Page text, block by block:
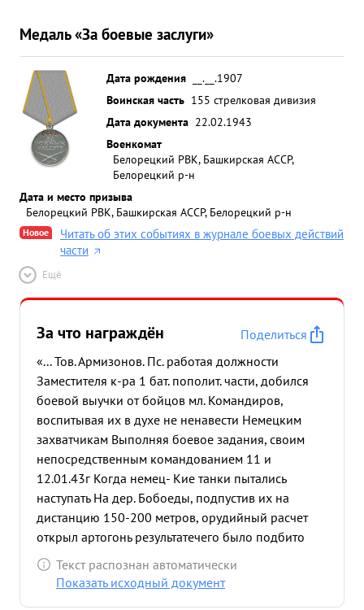
Медаль «За боевые заслуги»
Дата рождения
__.__.1907
Воинская часть 155 стрелковая дивизия
Дата документа 22.02.1943
Военкомат
Белорецкий РВК, Башкирская АССР,
Белорецкий р-н
Дата и место призыва
Белорецкий РВК, Башкирская АССР, Белорецкий р-н
Новое
Читать об этих событиях в журнале боевых действий
части
Ещё
За что награждён
Поделиться
«... Тов. Армизонов. Пс. работая должности
Заместителя к-ра 1 бат. пополит. части, добился
боевой выучки от бойцов мл. Командиров,
воспитывая их в духе не ненавести Немецким
захватчикам Выполняя боевое задания, своим
непосредственным командованием 11 и
12.01.43г Когда немец- Кие танки пытались
наступать На дер. Бобоеды, подпустив их на
дистанцию 150-200 метров, орудийный расчет
открыл артогонь результатечего было подбито
Три танка. Батарая Находясь на Обороне кх Зуи и
Мята своими активными действиями 27.1.43 по
Текст распознан автоматически
Показать исходный документ